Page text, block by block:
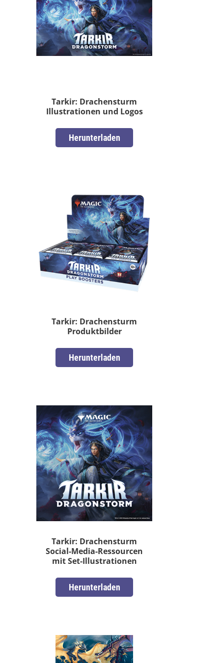
Tarkir: Drachensturm
Illustrationen und Logos
Herunterladen
Tarkir: Drachensturm
Produktbilder
Herunterladen
Tarkir: Drachensturm
Social-Media-Ressourcen
mit Set-Illustrationen
Herunterladen